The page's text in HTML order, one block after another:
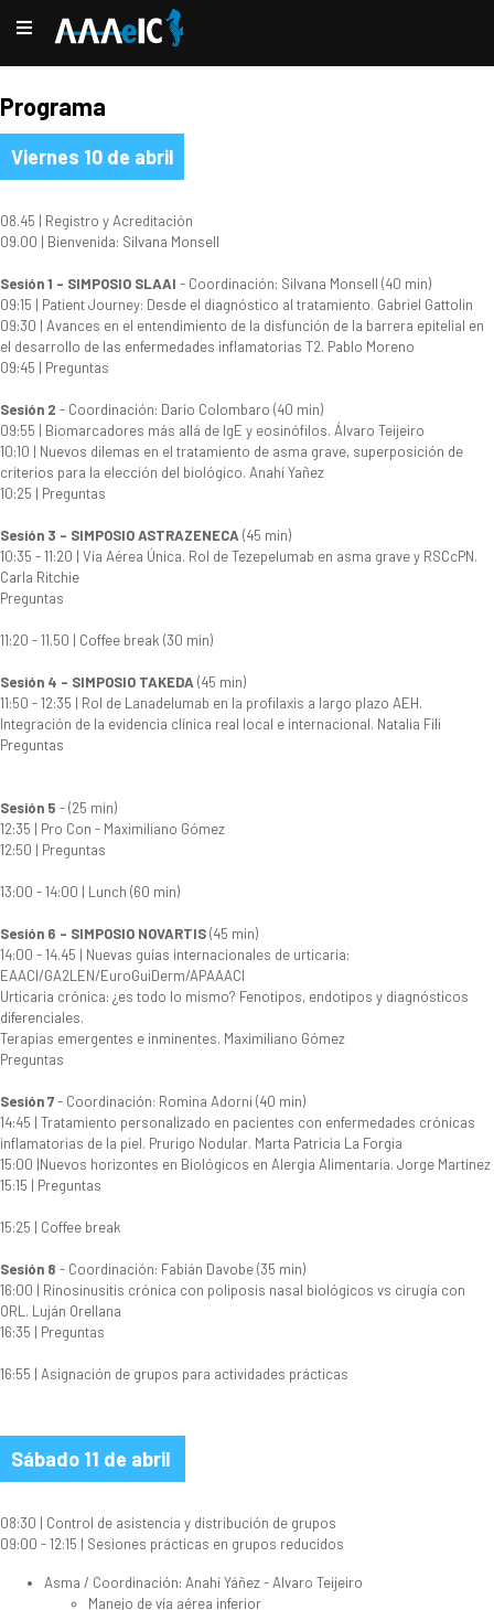
Programa
Viernes 10 de abril
08.45 | Registro y Acreditación
09.00 | Bienvenida: Silvana Monsell
Sesión 1 - SIMPOSIO SLAAI - Coordinación: Silvana Monsell (40 min)
09:15 | Patient Journey: Desde el diagnóstico al tratamiento. Gabriel Gattolin
09:30 | Avances en el entendimiento de la disfunción de la barrera epitelial en
el desarrollo de las enfermedades inflamatorias T2. Pablo Moreno
09:45 | Preguntas
Sesión 2 - Coordinación: Darío Colombaro (40 min)
09:55 | Biomarcadores más allá de IgE y eosinófilos. Álvaro Teijeiro
10:10 | Nuevos dilemas en el tratamiento de asma grave, superposición de
criterios para la elección del biológico. Anahí Yañez
10:25 | Preguntas
Sesión 3 - SIMPOSIO ASTRAZENECA (45 min)
10:35 - 11:20 | Vía Aérea Única. Rol de Tezepelumab en asma grave y RSCcPN.
Carla Ritchie
Preguntas
11:20 - 11.50 | Coffee break (30 min)
Sesión 4 - SIMPOSIO TAKEDA (45 min)
11:50 - 12:35 | Rol de Lanadelumab en la profilaxis a largo plazo AEH.
Integración de la evidencia clínica real local e internacional. Natalia Fili
Preguntas
Sesión 5 - (25 min)
12:35 | Pro Con - Maximiliano Gómez
12:50 | Preguntas
13:00 - 14:00 | Lunch (60 min)
Sesión 6 - SIMPOSIO NOVARTIS(45 min)
14:00 - 14.45 | Nuevas guías internacionales de urticaria:
EAACI/GA2LEN/EuroGuiDerm/APAAACI
Urticaria crónica: ¿es todo lo mismo? Fenotipos, endotipos y diagnósticos
diferenciales.
Terapias emergentes e inminentes. Maximiliano Gómez
Preguntas
Sesión 7- Coordinación: Romina Adorni (40 min)
14:45 | Tratamiento personalizado en pacientes con enfermedades crónicas
inflamatorias de la piel. Prurigo Nodular. Marta Patricia La Forgia
15:00 |Nuevos horizontes en Biológicos en Alergia Alimentaria. Jorge Martínez
15:15 | Preguntas
15:25 | Coffee break
Sesión 8 - Coordinación: Fabián Davobe (35 min)
16:00 | Rinosinusitis crónica con poliposis nasal biológicos vs cirugía con
ORL. Luján Orellana
16:35 | Preguntas
16:55 | Asignación de grupos para actividades prácticas
Sábado 11 de abril
08:30 | Control de asistencia y distribución de grupos
09:00 - 12:15 | Sesiones prácticas en grupos reducidos
Asma / Coordinación: Anahí Yáñez - Alvaro Teijeiro
Manejo de vía aérea inferior